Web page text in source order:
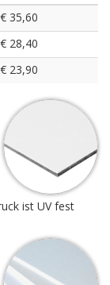
€ 35,60
€ 28,40
€ 23,90
ist UV fest